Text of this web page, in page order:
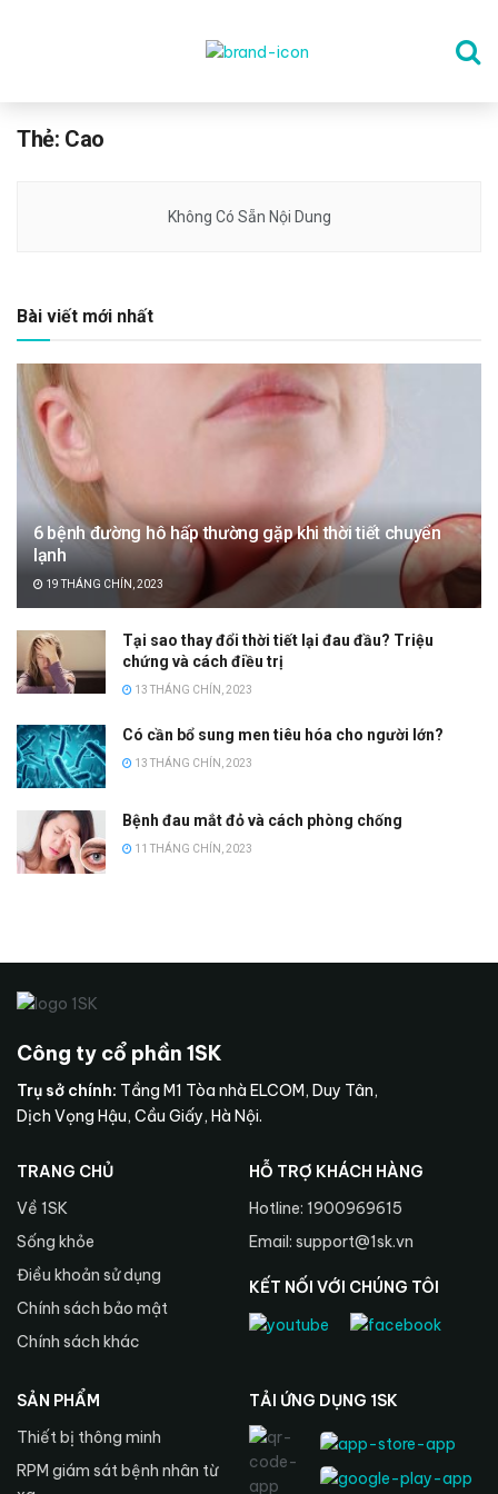
CÔNG NGHỆ
Thẻ: Cao
Không Có Sẵn Nội Dung
Bài viết mới nhất
6 bệnh đường hô hấp thường gặp khi thời tiết chuyển
lạnh
19 THÁNG CHÍN, 2023
Tại sao thay đổi thời tiết lại đau đầu? Triệu
chứng và cách điều trị
13 THÁNG CHÍN, 2023
Có cần bổ sung men tiêu hóa cho người lớn?
13 THÁNG CHÍN, 2023
Bệnh đau mắt đỏ và cách phòng chống
11 THÁNG CHÍN, 2023
Công ty cổ phần 1SK
Trụ sở chính: Tầng M1 Tòa nhà ELCOM, Duy Tân,
Dịch Vọng Hậu, Cầu Giấy, Hà Nội.
TRANG CHỦ
Về 1SK
Sống khỏe
Điều khoản sử dụng
Chính sách bảo mật
Chính sách khác
HỖ TRỢ KHÁCH HÀNG
Hotline: 1900969615
Email: support@1sk.vn
KẾT NỐI VỚI CHÚNG TÔI
SẢN PHẨM
Thiết bị thông minh
RPM giám sát bệnh nhân từ
TẢI ỨNG DỤNG 1SK